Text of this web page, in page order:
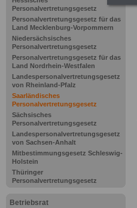
Personalvertretungsgesetz
Personalvertretungsgesetz für das
Land Mecklenburg-Vorpommern
Niedersächsisches
Personalvertretungsgesetz
Personalvertretungsgesetz für das
Land Nordrhein-Westfalen
Landespersonalvertretungsgesetz
von Rheinland-Pfalz
Saarländisches
Personalvertretungsgesetz
Sächsisches
Personalvertretungsgesetz
Landespersonalvertretungsgesetz
von Sachsen-Anhalt
Mitbestimmungsgesetz Schleswig-
Holstein
Thüringer
Personalvertretungsgesetz
Betriebsrat